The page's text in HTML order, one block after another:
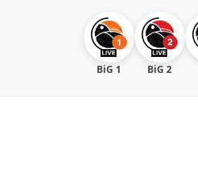
BiG 1 BiG 2